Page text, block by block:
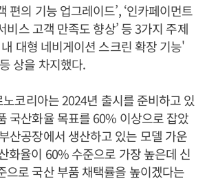
편의 기능 업그레이드’, ‘인카페이먼트
비스 고객 만족도 향상’ 등 3가지 주제
대형 네비게이션 스크린 확장 기능'
상을 차지했다.
코리아는 2024년 출시를 준비하고 있
국산화율 목표를 60% 이상으로 잡았
산공장에서 생산하고 있는 모델 가운
화율이 60% 수준으로 가장 높은데 신
으로 국산 부품 채택률을 높이겠다는